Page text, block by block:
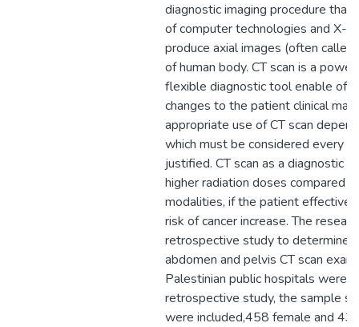
diagnostic imaging procedure that
of computer technologies and X-
produce axial images (often
of human body. CT scan is a
flexible diagnostic tool enable of
changes to the patient clinical
appropriate use of CT scan
which must be considered every
justified. CT scan as a diagnostic
higher radiation doses compared
modalities, if the patient effective
risk of cancer increase. The
retrospective study to determine
abdomen and pelvis CT scan
Palestinian public hospitals were
retrospective study, the sample
were included,458 female and